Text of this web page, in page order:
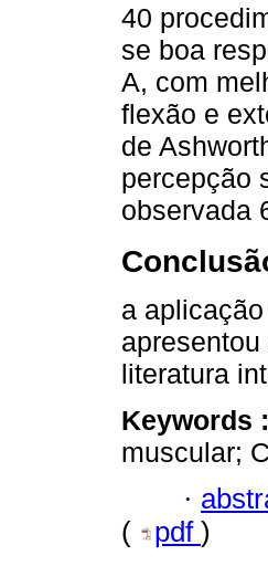
40
se boa
A, com
flexão e
de
percepção
observada
a
literatura
Keywords :
muscular;
·
(
pdf )